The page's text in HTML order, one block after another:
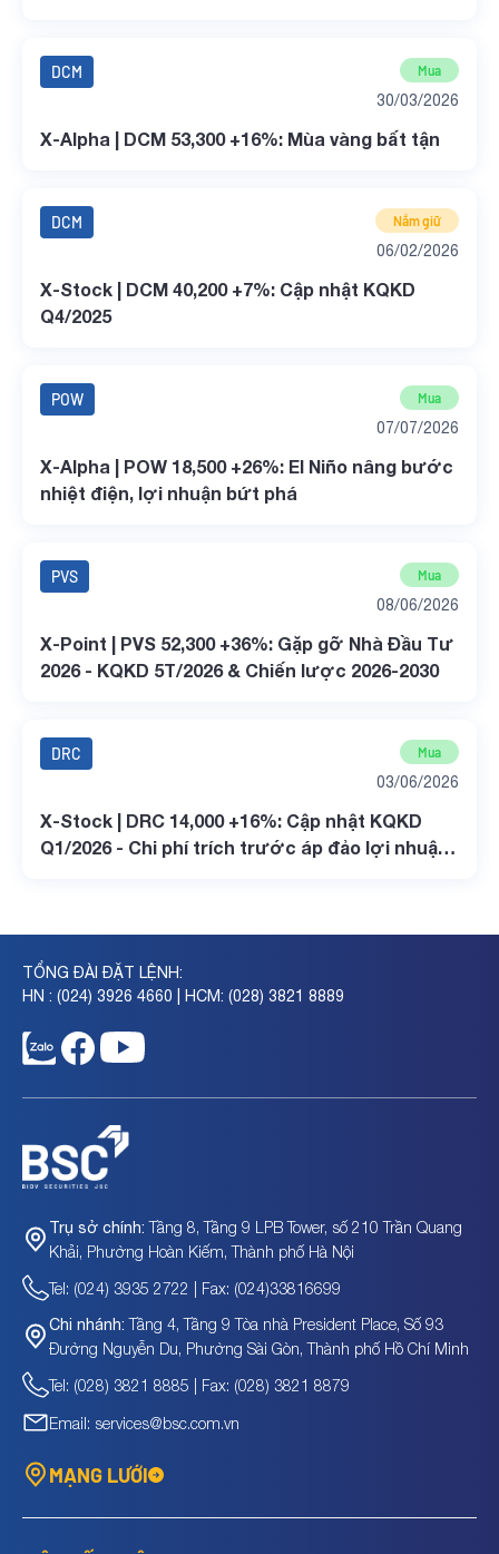
DCM Mua
30/03/2026
X-Alpha | DCM 53,300 +16%: Mùa vàng bất tận
DCM Nắm giữ
06/02/2026
X-Stock | DCM 40,200 +7%: Cập nhật KQKD
Q4/2025
POW Mua
07/07/2026
X-Alpha | POW 18,500 +26%: El Niño nâng bước
nhiệt điện, lợi nhuận bứt phá
PVS Mua
08/06/2026
X-Point | PVS 52,300 +36%: Gặp gỡ Nhà Đầu Tư
2026 - KQKD 5T/2026 & Chiến lược 2026-2030
DRC Mua
03/06/2026
X-Stock | DRC 14,000 +16%: Cập nhật KQKD
Q1/2026 - Chi phí trích trước áp đảo lợi nhuận
TỔNG ĐÀI ĐẶT LỆNH:
HN : (024) 3926 4660 | HCM: (028) 3821 8889
Trụ sở chính: Tầng 8, Tầng 9 LPB Tower, số 210 Trần Quang
Khải, Phường Hoàn Kiếm, Thành phố Hà Nội
Tel: (024) 3935 2722 | Fax: (024)33816699
Chi nhánh: Tầng 4, Tầng 9 Tòa nhà President Place, Số 93
Đường Nguyễn Du, Phường Sài Gòn, Thành phố Hồ Chí Minh
Tel: (028) 3821 8885 | Fax: (028) 3821 8879
Email: services@bsc.com.vn
MẠNG LƯỚI